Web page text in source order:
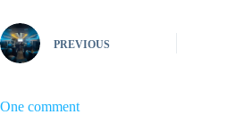
PREVIOUS
One comment